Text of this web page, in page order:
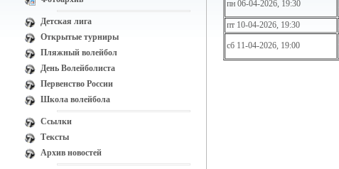
Детская лига
Открытые турниры
Пляжный волейбол
День Волейболиста
Первенство России
Школа волейбола
Ссылки
Тексты
Архив новостей
пн 06-04-2026, 19:30
пт 10-04-2026, 19:30
сб 11-04-2026, 19:00